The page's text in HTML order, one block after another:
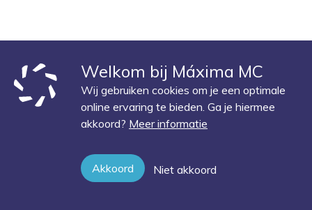
Welkom bij Máxima MC
Wij gebruiken cookies om je een optimale
online ervaring te bieden. Ga je hiermee
akkoord? Meer informatie
Akkoord Niet akkoord